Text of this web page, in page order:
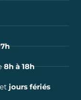
8h à 18h
jours fériés